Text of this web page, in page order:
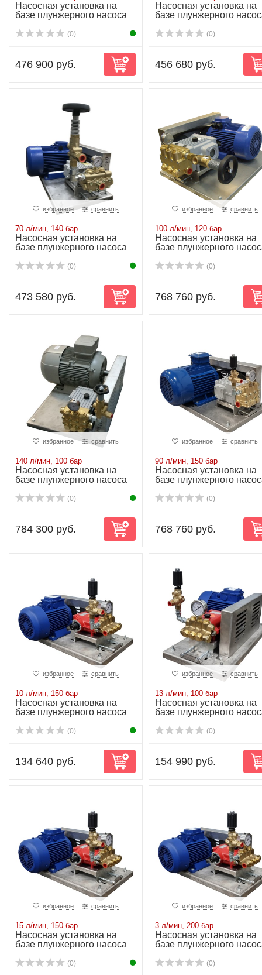
Насосная установка на
базе плунжерного насоса
(0)
476 900 руб.
Насосная установка на
базе плунжерного
(0)
456 680 руб.
избранное сравнить
70 л/мин, 140 бар
Насосная установка на
базе плунжерного насоса
(0)
473 580 руб.
избранное сравнить
100 л/мин, 120 бар
Насосная установка на
базе плунжерного
(0)
768 760 руб.
избранное сравнить
140 л/мин, 100 бар
Насосная установка на
базе плунжерного насоса
(0)
784 300 руб.
избранное сравнить
90 л/мин, 150 бар
Насосная установка на
базе плунжерного
(0)
768 760 руб.
избранное сравнить
10 л/мин, 150 бар
Насосная установка на
базе плунжерного насоса
(0)
134 640 руб.
избранное сравнить
13 л/мин, 100 бар
Насосная установка на
базе плунжерного
(0)
154 990 руб.
избранное сравнить
15 л/мин, 150 бар
Насосная установка на
базе плунжерного насоса
(0)
избранное сравнить
3 л/мин, 200 бар
Насосная установка на
базе плунжерного
(0)